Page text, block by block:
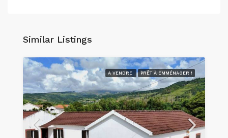
Similar Listings
A VENDRE PRÊT À EMMÉNAGER !